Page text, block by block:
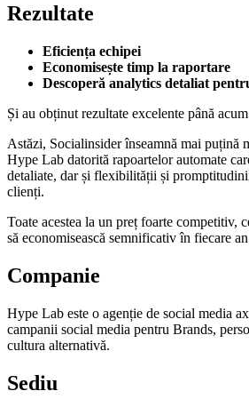
Rezultate
Eficiența echipei
Economisește timp la raportare
Descoperă analytics detaliat
Și au obținut rezultate excelente până
Astăzi, Socialinsider înseamnă mai puțină
Hype Lab datorită rapoartelor automate
detaliate, dar și flexibilității și
clienți.
Toate acestea la un preț foarte competitiv,
să economisească semnificativ în fiecare
Companie
Hype Lab este o agenție de social media
campanii social media pentru Brands,
cultura alternativă.
Sediu